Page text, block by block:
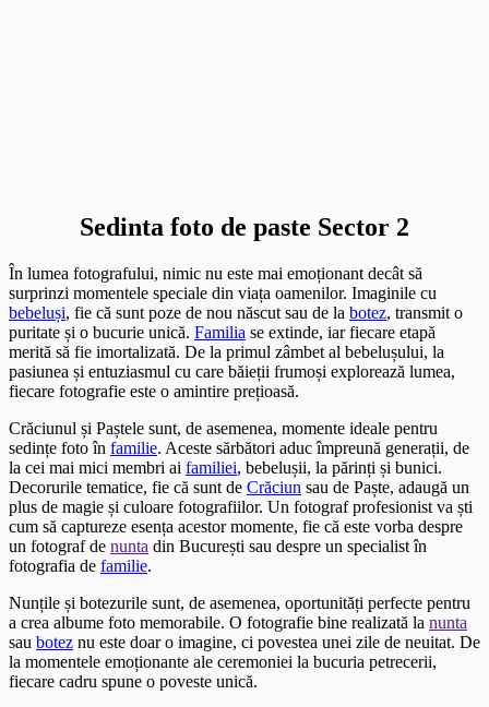
Sedinta foto de paste Sector 2
În lumea fotografului, nimic nu este mai emoționant decât să
surprinzi momentele speciale din viața oamenilor. Imaginile cu
bebeluși, fie că sunt poze de nou născut sau de la botez, transmit o
puritate și o bucurie unică. Familia se extinde, iar fiecare etapă
merită să fie imortalizată. De la primul zâmbet al bebelușului, la
pasiunea și entuziasmul cu care băieții frumoși explorează lumea,
fiecare fotografie este o amintire prețioasă.
Crăciunul și Paștele sunt, de asemenea, momente ideale pentru
sedințe foto în familie. Aceste sărbători aduc împreună generații, de
la cei mai mici membri ai familiei, bebelușii, la părinți și bunici.
Decorurile tematice, fie că sunt de Crăciun sau de Paște, adaugă un
plus de magie și culoare fotografiilor. Un fotograf profesionist va ști
cum să captureze esența acestor momente, fie că este vorba despre
un fotograf de nunta din București sau despre un specialist în
fotografia de familie.
Nunțile și botezurile sunt, de asemenea, oportunități perfecte pentru
a crea albume foto memorabile. O fotografie bine realizată la nunta
sau botez nu este doar o imagine, ci povestea unei zile de neuitat. De
la momentele emoționante ale ceremoniei la bucuria petrecerii,
fiecare cadru spune o poveste unică.